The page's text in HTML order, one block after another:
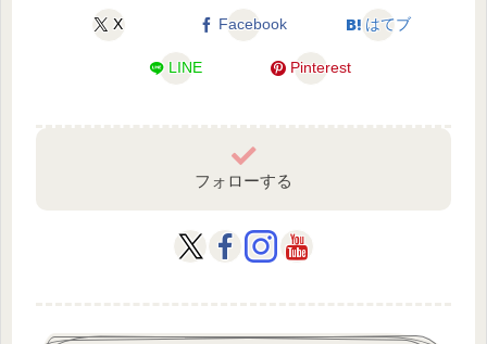
X Facebook はてブ
LINE Pinterest
フォローする